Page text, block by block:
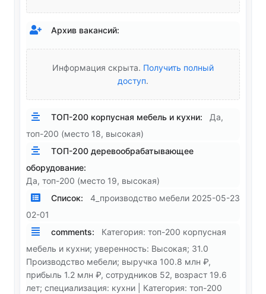
Архив вакансий:
Информация скрыта. Получить полный
доступ.
ТОП-200 корпусная мебель и кухни:
Да,
топ-200 (место 18, высокая)
ТОП-200 деревообрабатывающее
оборудование:
Да, топ-200 (место 19, высокая)
Список:
4_производство мебели 2025-05-23
02-01
comments:
Категория: топ-200 корпусная
мебель и кухни; уверенность: Высокая; 31.0
Производство мебели; выручка 100.8 млн ₽,
прибыль 1.2 млн ₽, сотрудников 52, возраст 19.6
лет; специализация: кухни | Категория: топ-200